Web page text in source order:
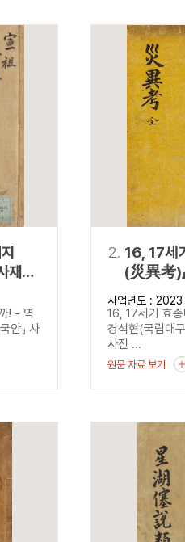
사용안내
정조 AND 정약용
“정조”와 “정약
“정조” 또는 “
정조 NOT 정약용
“정조”가 나온
료를 검색
! - 역
안』 사
2. 16, 17세
(災異考)
사업년도 : 2023
16, 17세기 효
경석현(국립대
사진 ...
원문 자료 보기